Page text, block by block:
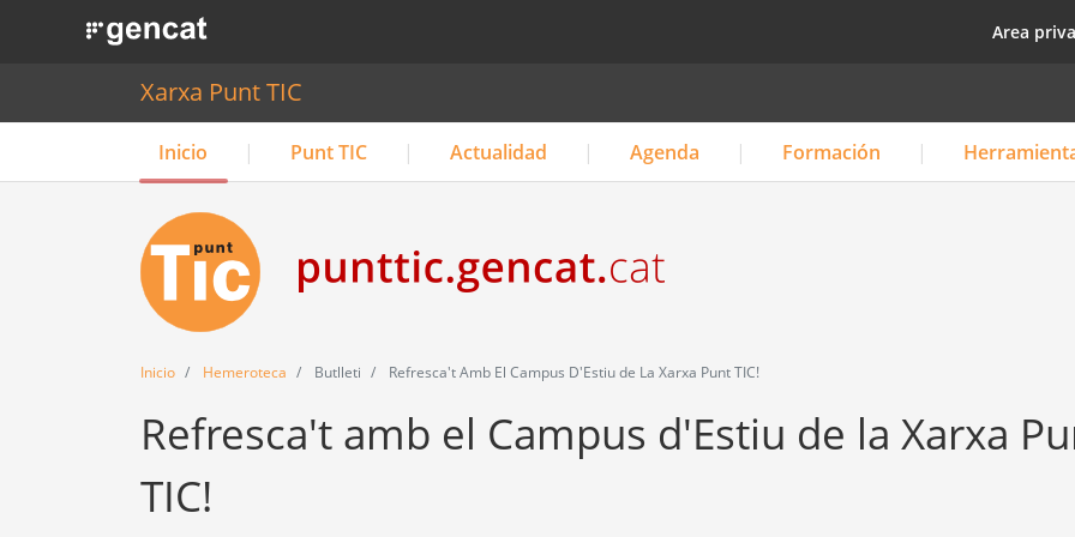
. Obre en una nova finestra. top
Area
Xarxa Punt TIC
Inicio Punt TIC Actualidad Agenda Formación
Inicio Hemeroteca Butlleti Refresca't Amb El Campus D'Estiu de La Xarxa Punt TIC!
Refresca't amb el Campus d'Estiu de la Xarxa
TIC!